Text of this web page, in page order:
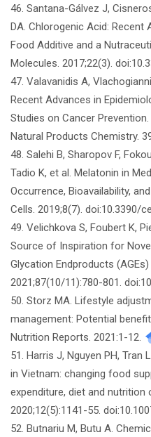
46. Santana-Gálvez J,
DA. Chlorogenic Acid: Recent
Food Additive and a
Molecules. 2017;22(3).
47. Valavanidis A,
Recent Advances in
Studies on Cancer
Natural Products Chemistry.
48. Salehi B, Sharopov F,
Tadio K, et al. Melatonin in
Occurrence, Bioavailability,
Cells. 2019;8(7). doi:10.3390/
49. Velichkova S, Foubert K,
Source of Inspiration for
Glycation Endproducts
2021;87(10/11):780-801.
50. Storz MA. Lifestyle
management: Potential
Nutrition Reports. 2021:1-12.
51. Harris J, Nguyen PH, Tran
in Vietnam: changing food
expenditure, diet and nutrition
2020;12(5):1141-55.
52. Butnariu M, Butu A.